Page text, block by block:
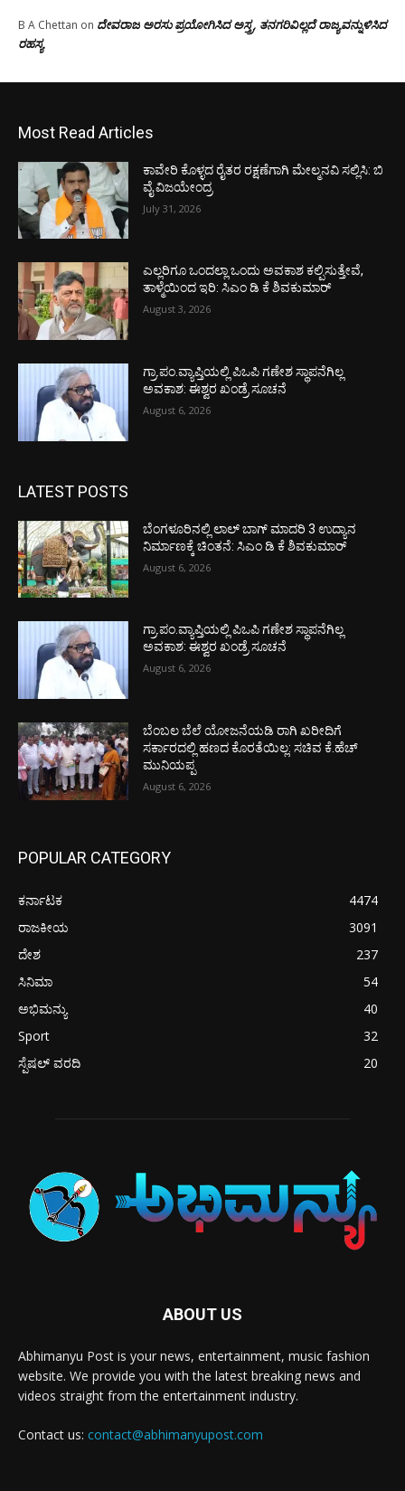
B A Chettan on ದೇವರಾಜ ಅರಸು ಪ್ರಯೋಗಿಸಿದ ಅಸ್ತ್ರ, ತನಗರಿವಿಲ್ಲದೆ ರಾಜ್ಯವನ್ನುಳಿಸಿದ
ರಹಸ್ಯ
Most Read Articles
ಕಾವೇರಿ ಕೊಳ್ಳದ ರೈತರ ರಕ್ಷಣೆಗಾಗಿ ಮೇಲ್ಮನವಿ ಸಲ್ಲಿಸಿ: ಬಿ
ವೈ ವಿಜಯೇಂದ್ರ
July 31, 2026
ಎಲ್ಲರಿಗೂ ಒಂದಲ್ಲಾ ಒಂದು ಅವಕಾಶ ಕಲ್ಪಿಸುತ್ತೇವೆ,
ತಾಳ್ಮೆಯಿಂದ ಇರಿ: ಸಿಎಂ ಡಿ ಕೆ ಶಿವಕುಮಾರ್
August 3, 2026
ಗ್ರಾ.ಪಂ.ವ್ಯಾಪ್ತಿಯಲ್ಲಿ ಪಿಒಪಿ ಗಣೇಶ ಸ್ಥಾಪನೆಗಿಲ್ಲ
ಅವಕಾಶ: ಈಶ್ವರ ಖಂಡ್ರೆ ಸೂಚನೆ
August 6, 2026
LATEST POSTS
ಬೆಂಗಳೂರಿನಲ್ಲಿ ಲಾಲ್ ಬಾಗ್ ಮಾದರಿ 3 ಉದ್ಯಾನ
ನಿರ್ಮಾಣಕ್ಕೆ ಚಿಂತನೆ: ಸಿಎಂ ಡಿ ಕೆ ಶಿವಕುಮಾರ್
August 6, 2026
ಗ್ರಾ.ಪಂ.ವ್ಯಾಪ್ತಿಯಲ್ಲಿ ಪಿಒಪಿ ಗಣೇಶ ಸ್ಥಾಪನೆಗಿಲ್ಲ
ಅವಕಾಶ: ಈಶ್ವರ ಖಂಡ್ರೆ ಸೂಚನೆ
August 6, 2026
ಬೆಂಬಲ ಬೆಲೆ ಯೋಜನೆಯಡಿ ರಾಗಿ ಖರೀದಿಗೆ
ಸರ್ಕಾರದಲ್ಲಿ ಹಣದ ಕೊರತೆಯಿಲ್ಲ: ಸಚಿವ ಕೆ.ಹೆಚ್
ಮುನಿಯಪ್ಪ
August 6, 2026
POPULAR CATEGORY
ಕರ್ನಾಟಕ
4474
ರಾಜಕೀಯ
3091
ದೇಶ
237
ಸಿನಿಮಾ
54
ಅಭಿಮನ್ಯು
40
Sport
32
ಸ್ಪೆಷಲ್ ವರದಿ
20
ABOUT US
Abhimanyu Post is your news, entertainment, music fashion
website. We provide you with the latest breaking news and
videos straight from the entertainment industry.
Contact us: contact@abhimanyupost.com